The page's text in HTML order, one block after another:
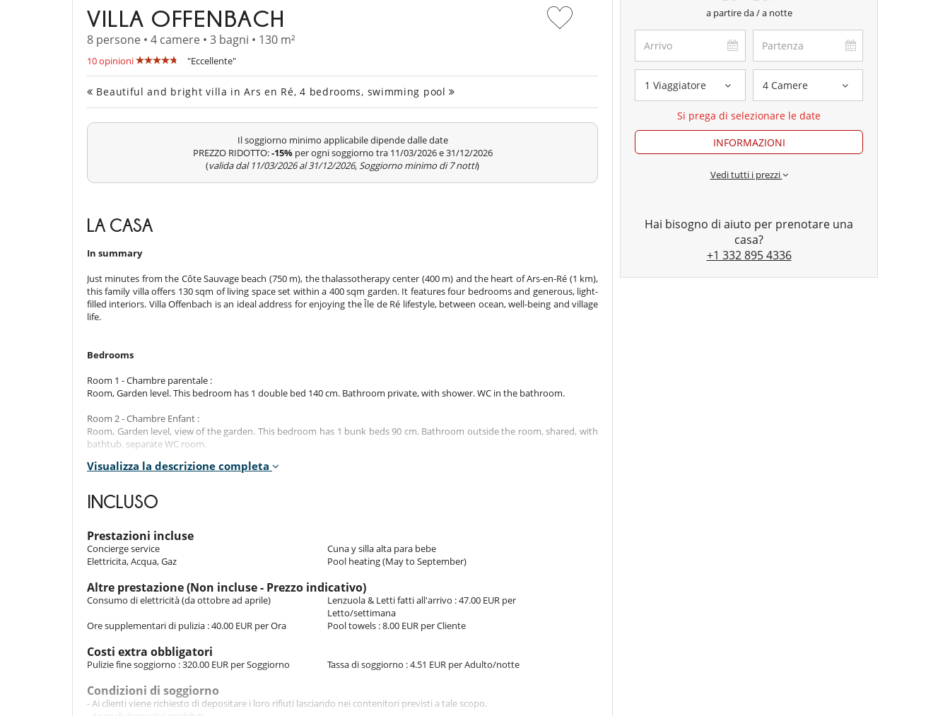
VILLA OFFENBACH
8 persone • 4 camere • 3 bagni • 130 m²
10 opinioni "Eccellente"
Beautiful and bright villa in Ars en Ré, 4 bedrooms, swimming pool
Il soggiorno minimo applicabile dipende dalle date
PREZZO RIDOTTO:-15%per ogni soggiorno tra 11/03/2026 e 31/12/2026
(valida dal 11/03/2026 al 31/12/2026, Soggiorno minimo di 7 notti)
LA CASA
In summary
Just minutes from the Côte Sauvage beach (750 m), the thalassotherapy center (400 m) and the heart of Ars-en-Ré (1 km),
this family villa offers 130 sqm of living space set within a 400 sqm garden. It features four bedrooms and generous, light-
filled interiors. Villa Offenbach is an ideal address for enjoying the Île de Ré lifestyle, between ocean, well-being and village
life.
Bedrooms
Room 1 - Chambre parentale :
Room, Garden level. This bedroom has 1 double bed 140 cm. Bathroom private, with shower. WC in the bathroom.
Room 2 - Chambre Enfant :
Room, Garden level, view of the garden. This bedroom has 1 bunk beds 90 cm. Bathroom outside the room, shared, with
bathtub. separate WC room.
Room 3 - Chambre :
separate WC room.
Room, Pool level, direct access to the garden, in another building. This bedroom has 1 double bed 140 cm. Bathroom
private, with shower. WC in the bathroom.
Indoors
The villa includes a fully equipped kitchen, a dining room with fireplace opening onto the television lounge.
This villa is ideal for a family stay in Ile de Ré. You will be charmed by the house architecture and interior design.
Outdoors
The outdoor swimming pool of 3.5m x 5.2m is heated and secured by a cover.
You can enjoy lunch on the terrace and the lounge area around the pool.
There is a private parking for one car.
Visualizza la descrizione completa
INCLUSO
Prestazioni incluse
Concierge service
Cuna y silla alta para bebe
Elettricita, Acqua, Gaz
Pool heating (May to September)
Altre prestazione (Non incluse - Prezzo indicativo)
Consumo di elettricità (da ottobre ad aprile)
Lenzuola & Letti fatti all'arrivo : 47.00 EUR per
Letto/settimana
Ore supplementari di pulizia : 40.00 EUR per Ora
Pool towels : 8.00 EUR per Cliente
Costi extra obbligatori
Pulizie fine soggiorno : 320.00 EUR per Soggiorno Tassa di soggiorno : 4.51 EUR per Adulto/notte
Condizioni di soggiorno
- Ai clienti viene richiesto di depositare i loro rifiuti lasciando nei contenitori previsti a tale scopo.
a partire da / a notte
1 Viaggiatore 4 Camere
Si prega di selezionare le date
INFORMAZIONI
Vedi tutti i prezzi
Hai bisogno di aiuto per prenotare una
casa?
+1 332 895 4336